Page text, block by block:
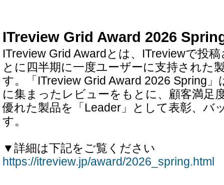
ITreview Grid Award 2026
ITreview Grid Awardとは、ITreviewで投
とに四半期に一度ユーザーに支持された
す。「ITreview Grid Award 2026 Spring
に集まったレビューをもとに、顧客満足
優れた製品を「Leader」として表彰、バ
す。
▼詳細は下記をご覧ください
https://itreview.jp/award/2026_spring.html